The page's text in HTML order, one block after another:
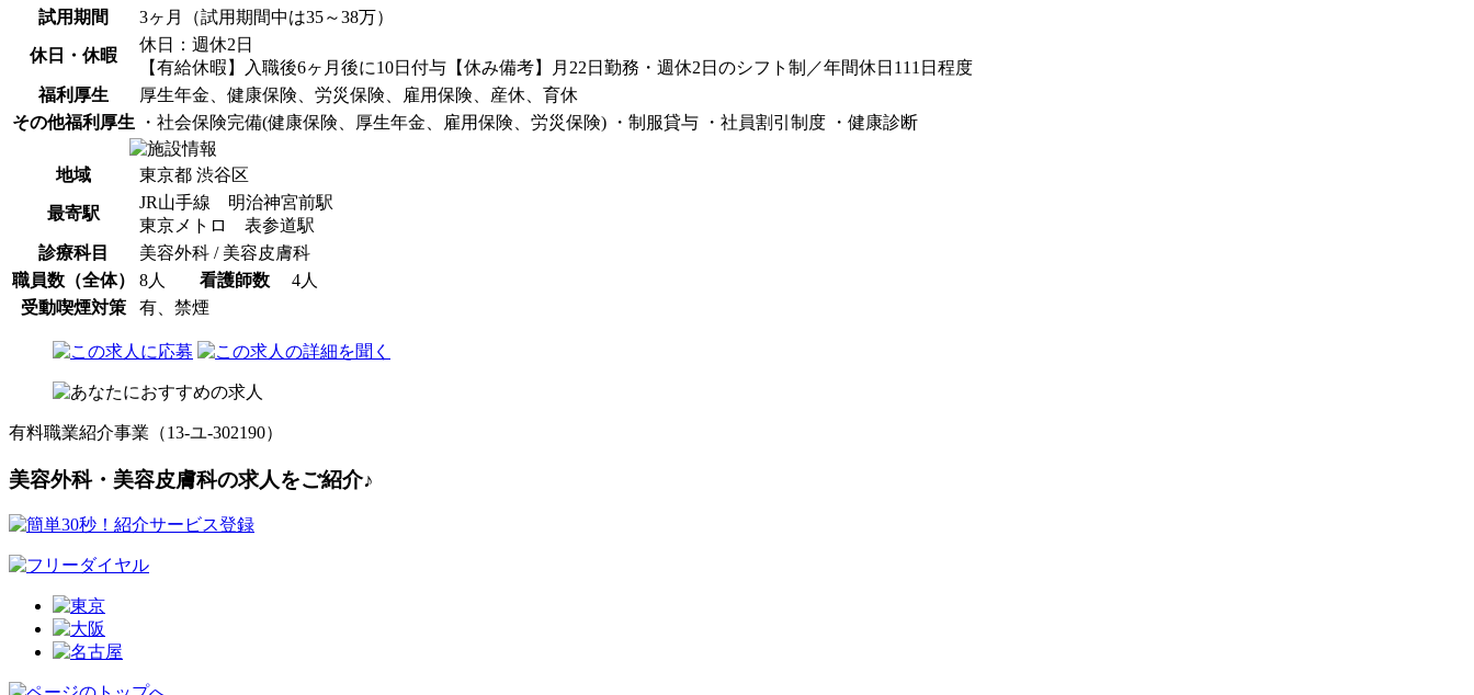
試用期間
3ヶ月（試用期間中は35～38万）
休日・休暇
休日：週休2日
【有給休暇】入職後6ヶ月後に10日付与【休み備考】月22日勤務・週休2日のシフト制／年間休日111日程度
福利厚生
厚生年金、健康保険、労災保険、雇用保険、産休、育休
その他福利厚生
・社会保険完備(健康保険、厚生年金、雇用保険、労災保険) ・制服貸与 ・社員割引制度 ・健康診断
地域 東京都 渋谷区
最寄駅
JR山手線 明治神宮前駅
東京メトロ 表参道駅
診療科目
美容外科 / 美容皮膚科
職員数（全体）
8人 看護師数
4人
受動喫煙対策
有、禁煙
有料職業紹介事業（13-ユ-302190）
美容外科・美容皮膚科の求人をご紹介♪